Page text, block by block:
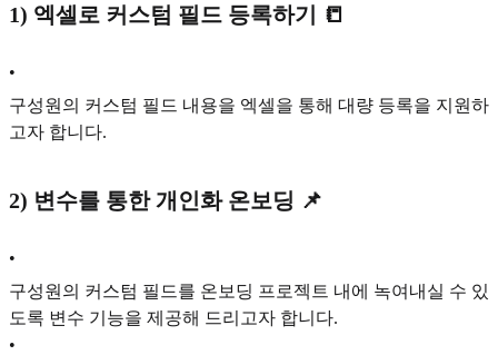
1) 엑셀로 커스텀 필드 등록하기 📒
•
구성원의 커스텀 필드 내용을 엑셀을 통해 대량 등록을 지원하
고자 합니다.
2) 변수를 통한 개인화 온보딩 📌
•
구성원의 커스텀 필드를 온보딩 프로젝트 내에 녹여내실 수 있
도록 변수 기능을 제공해 드리고자 합니다.
•